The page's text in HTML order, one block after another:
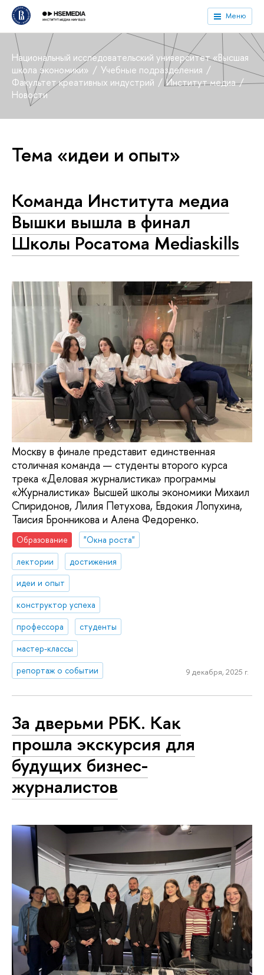
Меню
Национальный исследовательский университет «Высшая
школа экономики»
Учебные подразделения
Факультет креативных индустрий
Институт медиа
Новости
Тема «идеи и опыт»
Команда Института медиа
Вышки вышла в финал
Школы Росатома Mediaskills
Москву в финале представит единственная
столичная команда — студенты второго курса
трека «Деловая журналистика» программы
«Журналистика» Высшей школы экономики Михаил
Спиридонов, Лилия Петухова, Евдокия Лопухина,
Таисия Бронникова и Алена Федоренко.
Образование
"Окна роста"
лектории
достижения
идеи и опыт
конструктор успеха
профессора
студенты
мастер-классы
репортаж о событии
9 декабря, 2025 г.
За дверьми РБК. Как
прошла экскурсия для
будущих бизнес-
журналистов